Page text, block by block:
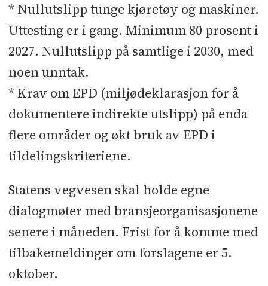
* Nullutslipp tunge kjøretøy og maskiner.
Uttesting er i gang. Minimum 80 prosent i
2027. Nullutslipp på samtlige i 2030, med
noen unntak.
* Krav om EPD (miljødeklarasjon for å
dokumentere indirekte utslipp) på enda
flere områder og økt bruk av EPD i
tildelingskriteriene.
Statens vegvesen skal holde egne
dialogmøter med bransjeorganisasjonene
senere i måneden. Frist for å komme med
tilbakemeldinger om forslagene er 5.
oktober.